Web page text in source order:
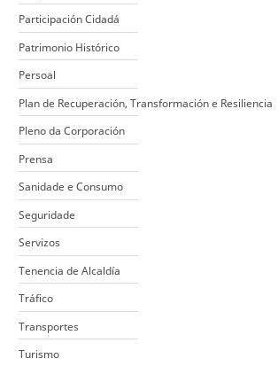
Participación Cidadá
Patrimonio Histórico
Persoal
Plan de Recuperación, Transformación e Resiliencia
Pleno da Corporación
Prensa
Sanidade e Consumo
Seguridade
Servizos
Tenencia de Alcaldía
Tráfico
Transportes
Turismo